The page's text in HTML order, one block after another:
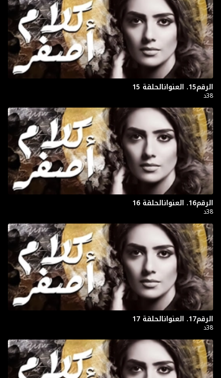
الرقم15. العنوانالحلقة 15
38د
الرقم16. العنوانالحلقة 16
38د
الرقم17. العنوانالحلقة 17
38د